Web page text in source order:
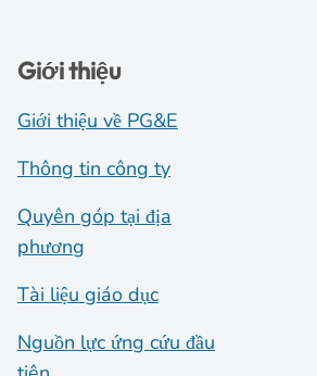
Giới thiệu
Giới thiệu về PG&E
Thông tin công ty
Quyên góp tại địa
phương
Tài liệu giáo dục
Nguồn lực ứng cứu đầu